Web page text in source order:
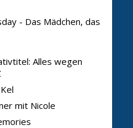
- Das Mädchen, das
Alles wegen
mit Nicole